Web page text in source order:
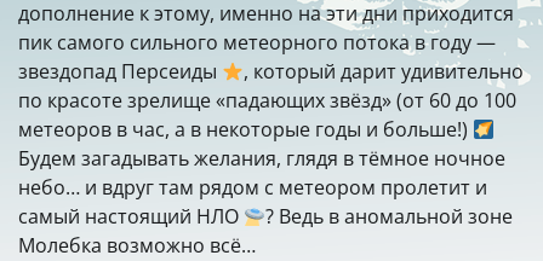
дополнение к этому, именно на эти дни приходится
пик самого сильного метеорного потока в году —
звездопад Персеиды
, который дарит удивительно
по красоте зрелище «падающих звёзд» (от 60 до 100
метеоров в час, а в некоторые годы и больше!)
Будем загадывать желания, глядя в тёмное ночное
небо… и вдруг там рядом с метеором пролетит и
самый настоящий НЛО
? Ведь в аномальной зоне
Молебка возможно всё…